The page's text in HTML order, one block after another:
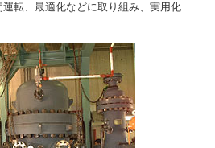
転、最適化などに取り組み、実用化